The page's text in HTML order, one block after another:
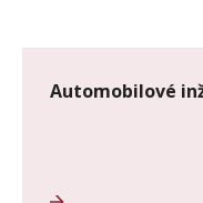
Automobilové